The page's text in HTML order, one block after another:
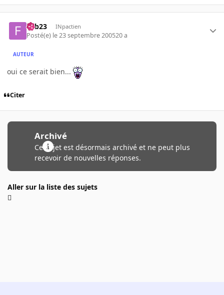
Fab23 INpactien
Posté(e) le 23 septembre 200520 a
AUTEUR
oui ce serait bien...
Citer
Archivé
Ce sujet est désormais archivé et ne peut plus
recevoir de nouvelles réponses.
Aller sur la liste des sujets